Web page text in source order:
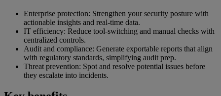
Enterprise protection: Strengthen your security posture with
actionable insights and real-time data.
IT efficiency: Reduce tool-switching and manual checks with
centralized controls.
Audit and compliance: Generate exportable reports that align
with regulatory standards, simplifying audit prep.
Threat prevention: Spot and resolve potential issues before
they escalate into incidents.